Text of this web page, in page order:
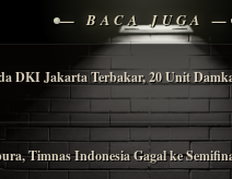
— BACA JUGA —
DKI Jakarta Terbakar, 20 Unit
Timnas Indonesia Gagal ke